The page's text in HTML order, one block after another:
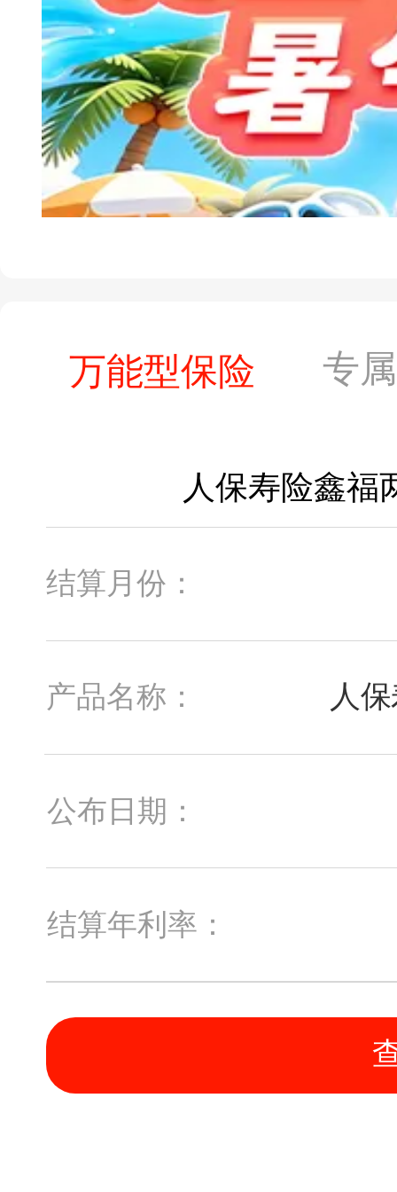
万能型保险 专
结算月份：
产品名称： 人
公布日期：
结算年利率：